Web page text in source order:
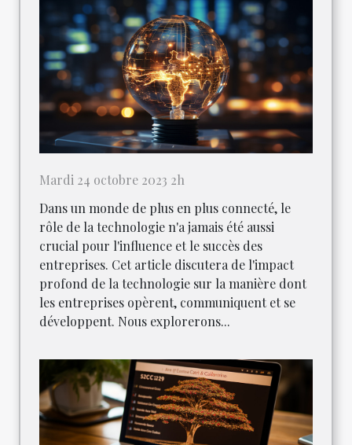
Mardi 24 octobre 2023 2h
Dans un monde de plus en plus connecté, le
rôle de la technologie n'a jamais été aussi
crucial pour l'influence et le succès des
entreprises. Cet article discutera de l'impact
profond de la technologie sur la manière dont
les entreprises opèrent, communiquent et se
développent. Nous explorerons...